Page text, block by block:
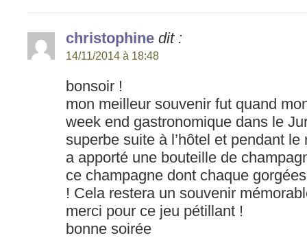
christophine dit :
14/11/2014 à 18:48
bonsoir !
mon meilleur souvenir fut quand
week end gastronomique dans le
superbe suite à l’hôtel et pendant
a apporté une bouteille de
ce champagne dont chaque
! Cela restera un souvenir
merci pour ce jeu pétillant !
bonne soirée